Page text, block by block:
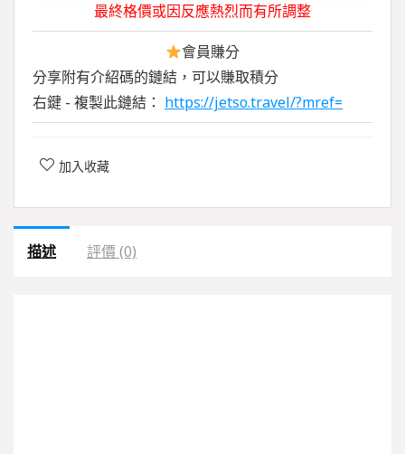
最終格價或因反應熱烈而有所調整
會員賺分
分享附有介紹碼的鏈結，可以賺取積分
右鍵 - 複製此鏈結： https://jetso.travel/?mref=
加入收藏
描述 評價 (0)